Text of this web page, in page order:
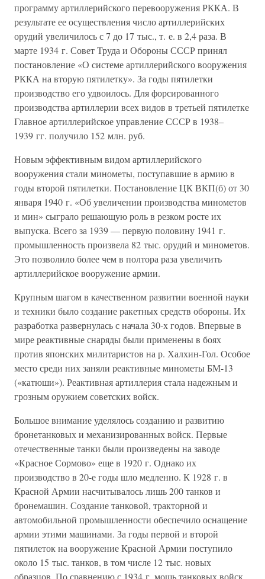
программу артиллерийского перевооружения РККА. В
результате ее осуществления число артиллерийских
орудий увеличилось с 7 до 17 тыс., т. е. в 2,4 раза. В
марте 1934 г. Совет Труда и Обороны СССР принял
постановление «О системе артиллерийского вооружения
РККА на вторую пятилетку». За годы пятилетки
производство его удвоилось. Для форсированного
производства артиллерии всех видов в третьей пятилетке
Главное артиллерийское управление СССР в 1938–
1939 гг. получило 152 млн. руб.
Новым эффективным видом артиллерийского
вооружения стали минометы, поступавшие в армию в
годы второй пятилетки. Постановление ЦК ВКП(б) от 30
января 1940 г. «Об увеличении производства минометов
и мин» сыграло решающую роль в резком росте их
выпуска. Всего за 1939 — первую половину 1941 г.
промышленность произвела 82 тыс. орудий и минометов.
Это позволило более чем в полтора раза увеличить
артиллерийское вооружение армии.
Крупным шагом в качественном развитии военной науки
и техники было создание ракетных средств обороны. Их
разработка развернулась с начала 30-х годов. Впервые в
мире реактивные снаряды были применены в боях
против японских милитаристов на р. Халхин-Гол. Особое
место среди них заняли реактивные минометы БМ-13
(«катюши»). Реактивная артиллерия стала надежным и
грозным оружием советских войск.
Большое внимание уделялось созданию и развитию
бронетанковых и механизированных войск. Первые
отечественные танки были произведены на заводе
«Красное Сормово» еще в 1920 г. Однако их
производство в 20-е годы шло медленно. К 1928 г. в
Красной Армии насчитывалось лишь 200 танков и
бронемашин. Создание танковой, тракторной и
автомобильной промышленности обеспечило оснащение
армии этими машинами. За годы первой и второй
пятилеток на вооружение Красной Армии поступило
около 15 тыс. танков, в том числе 12 тыс. новых
образцов. По сравнению с 1934 г. мощь танковых войск